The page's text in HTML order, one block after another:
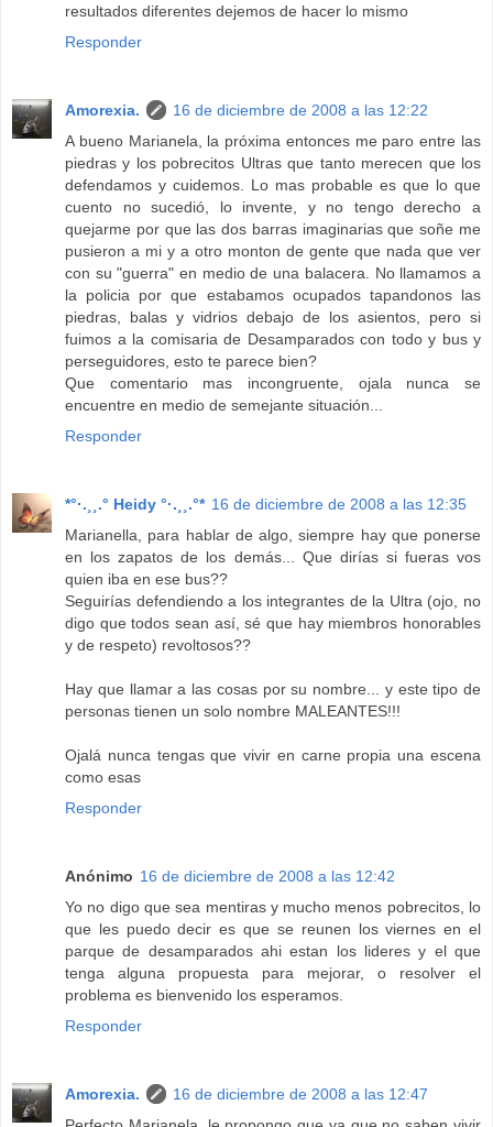
resultados diferentes dejemos de hacer lo mismo
Responder
Amorexia.
16 de diciembre de 2008 a las 12:22
A bueno Marianela, la próxima entonces me paro entre las
piedras y los pobrecitos Ultras que tanto merecen que los
defendamos y cuidemos. Lo mas probable es que lo que
cuento no sucedió, lo invente, y no tengo derecho a
quejarme por que las dos barras imaginarias que soñe me
pusieron a mi y a otro monton de gente que nada que ver
con su "guerra" en medio de una balacera. No llamamos a
la policia por que estabamos ocupados tapandonos las
piedras, balas y vidrios debajo de los asientos, pero si
fuimos a la comisaria de Desamparados con todo y bus y
perseguidores, esto te parece bien?
Que comentario mas incongruente, ojala nunca se
encuentre en medio de semejante situación...
Responder
*°·.¸¸.° Heidy °·.¸¸.°* 16 de diciembre de 2008 a las 12:35
Marianella, para hablar de algo, siempre hay que ponerse
en los zapatos de los demás... Que dirías si fueras vos
quien iba en ese bus??
Seguirías defendiendo a los integrantes de la Ultra (ojo, no
digo que todos sean así, sé que hay miembros honorables
y de respeto) revoltosos??
Hay que llamar a las cosas por su nombre... y este tipo de
personas tienen un solo nombre MALEANTES!!!
Ojalá nunca tengas que vivir en carne propia una escena
como esas
Responder
Anónimo 16 de diciembre de 2008 a las 12:42
Yo no digo que sea mentiras y mucho menos pobrecitos, lo
que les puedo decir es que se reunen los viernes en el
parque de desamparados ahi estan los lideres y el que
tenga alguna propuesta para mejorar, o resolver el
problema es bienvenido los esperamos.
Responder
Amorexia.
16 de diciembre de 2008 a las 12:47